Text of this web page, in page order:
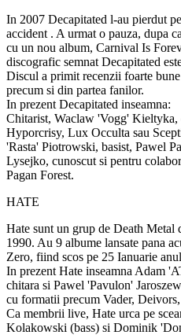
In 2007 Decapitated l-au pierdut
accident . A urmat o pauza, dupa
cu un nou album, Carnival Is
discografic semnat Decapitated
Discul a primit recenzii foarte
precum si din partea fanilor.
In prezent Decapitated inseamna:
Chitarist, Waclaw 'Vogg' Kieltyka,
Hyporcrisy, Lux Occulta sau
'Rasta' Piotrowski, basist, Pawel
Lysejko, cunoscut si pentru
Pagan Forest.
HATE
Hate sunt un grup de Death Metal
1990. Au 9 albume lansate pana
Zero, fiind scos pe 25 Ianuarie
In prezent Hate inseamna Adam
chitara si Pawel 'Pavulon'
cu formatii precum Vader,
Ca membrii live, Hate urca pe
Kolakowski (bass) si Dominik